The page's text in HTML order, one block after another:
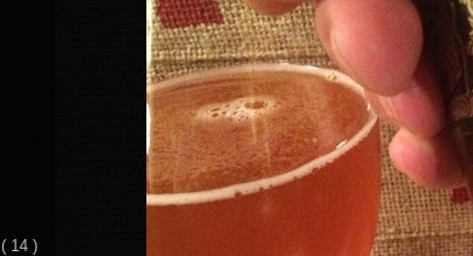
( 14 )